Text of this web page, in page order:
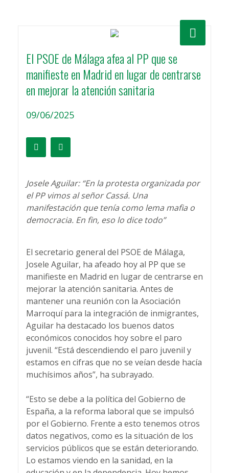
El PSOE de Málaga afea al PP que se
manifieste en Madrid en lugar de centrarse
en mejorar la atención sanitaria
09/06/2025
Josele Aguilar: “En la protesta organizada por
el PP vimos al señor Cassá. Una
manifestación que tenía como lema mafia o
democracia. En fin, eso lo dice todo”
El secretario general del PSOE de Málaga,
Josele Aguilar, ha afeado hoy al PP que se
manifieste en Madrid en lugar de centrarse en
mejorar la atención sanitaria. Antes de
mantener una reunión con la Asociación
Marroquí para la integración de inmigrantes,
Aguilar ha destacado los buenos datos
económicos conocidos hoy sobre el paro
juvenil. “Está descendiendo el paro juvenil y
estamos en cifras que no se veían desde hacía
muchísimos años”, ha subrayado.
“Esto se debe a la política del Gobierno de
España, a la reforma laboral que se impulsó
por el Gobierno. Frente a esto tenemos otros
datos negativos, como es la situación de los
servicios públicos que se están deteriorando.
Lo estamos viendo en la sanidad, en la